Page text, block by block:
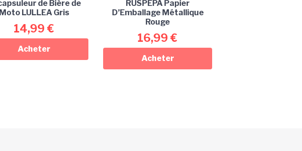
de Bière de
Moto LULLEA Gris
14,99 €
Acheter
RUSPEPA Papier
D’Emballage Métallique
Rouge
16,99 €
Acheter